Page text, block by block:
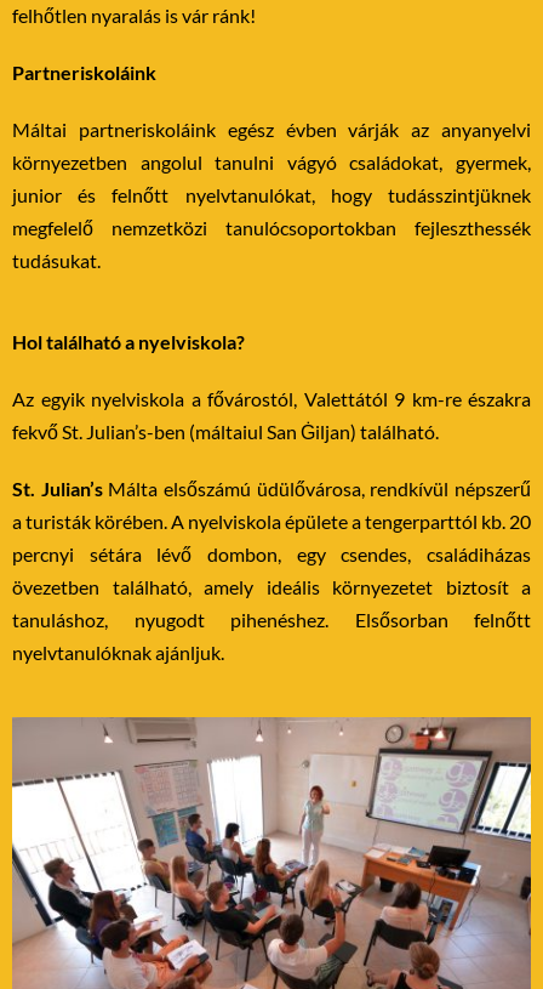
felhőtlen nyaralás is vár ránk!
Partneriskoláink
Máltai partneriskoláink egész évben várják az anyanyelvi
környezetben angolul tanulni vágyó családokat, gyermek,
junior és felnőtt nyelvtanulókat, hogy tudásszintjüknek
megfelelő nemzetközi tanulócsoportokban fejleszthessék
tudásukat.
Hol található a nyelviskola?
Az egyik nyelviskola a fővárostól, Valettától 9 km-re északra
fekvő St. Julian’s-ben (máltaiul San Ġiljan) található.
St. Julian’sMálta elsőszámú üdülővárosa, rendkívül népszerű
a turisták körében. A nyelviskola épülete a tengerparttól kb. 20
percnyi sétára lévő dombon, egy csendes, családiházas
övezetben található, amely ideális környezetet biztosít a
tanuláshoz, nyugodt pihenéshez. Elsősorban felnőtt
nyelvtanulóknak ajánljuk.